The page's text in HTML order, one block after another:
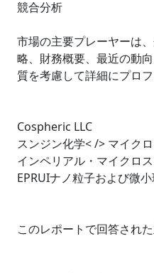
競合分析
市場の主要プレーヤーは
略、財務概要、最近の動
質を考慮して詳細にプロ
Cospheric LLC
スンジン化学< /> マイク
インペリアル・マイクロ
EPRUIナノ粒子および微
このレポートで回答され